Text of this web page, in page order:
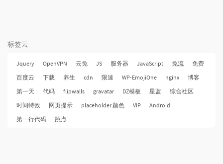
标签云
Jquery OpenVPN 云免 JS 服务器 JavaScript 免流
免费
百度云
下载 养生 cdn 限速 WP-EmojiOne nginx
博客
第一天
代码 flipwalls gravatar DZ模板 星蓝
综合社区
时间特效
网页提示 placeholder 颜色 VIP
Android
第一行代码
跳点